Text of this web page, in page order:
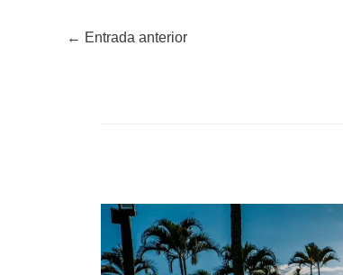
← Entrada anterior